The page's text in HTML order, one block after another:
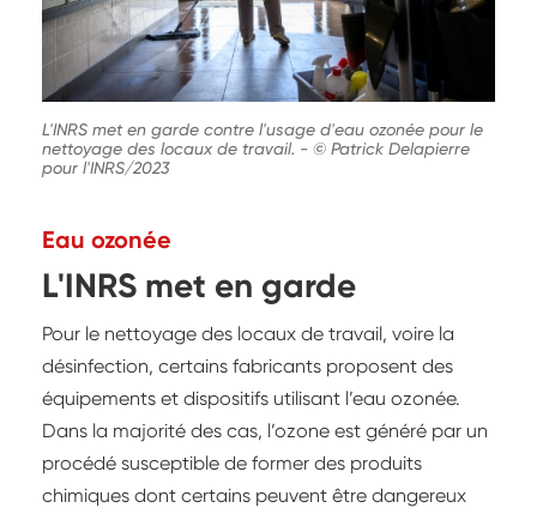
L'INRS met en garde contre l'usage d'eau ozonée pour le
nettoyage des locaux de travail. - © Patrick Delapierre
pour l'INRS/2023
Eau ozonée
L'INRS met en garde
Pour le nettoyage des locaux de travail, voire la
désinfection, certains fabricants proposent des
équipements et dispositifs utilisant l’eau ozonée.
Dans la majorité des cas, l’ozone est généré par un
procédé susceptible de former des produits
chimiques dont certains peuvent être dangereux